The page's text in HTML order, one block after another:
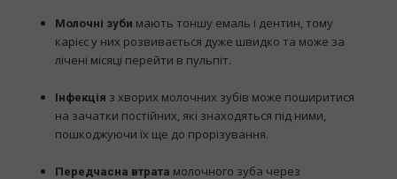
Молочні зуби мають тоншу емаль і дентин, тому
карієс у них розвивається дуже швидко та може за
лічені місяці перейти в пульпіт.
Інфекція з хворих молочних зубів може поширитися
на зачатки постійних, які знаходяться під ними,
пошкоджуючи їх ще до прорізування.
Передчасна втрата молочного зуба через